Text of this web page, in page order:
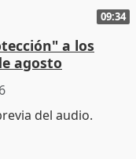
09:34
a los
agosto